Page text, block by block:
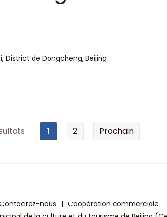
District de Dongcheng, Beijing
1 2 Prochain
Contactez-nous | Coopération commerciale